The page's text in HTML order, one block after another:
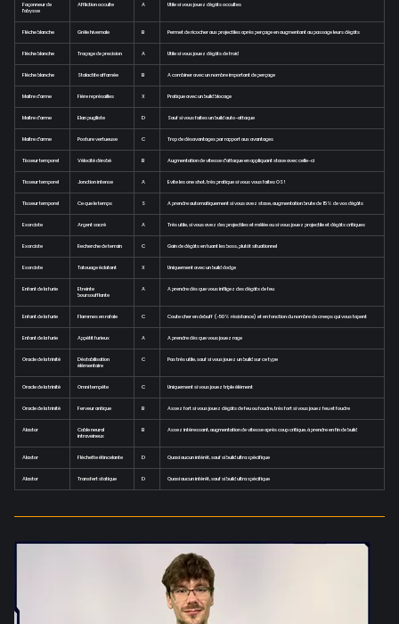
Façonneur de
l'abysse
Affliction occulte A Utile si vous jouez dégâts occultes
Flèche blanche Grêle hivernale B Permet de ricocher aux projectiles après perçage en augmentant au passage leurs dégâts
Flèche blanche Traçage de precision A Utile si vous jouez dégâts de froid
Flèche blanche Stalactite affamée B A combiner avec un nombre important de perçage
Maitre d'arme Fière représailles X Pratique avec un build blocage
Maitre d'arme Elan pugiliste D Sauf si vous faites un build auto-attaque
Maitre d'arme Posture vertueuse C Trop de désavantages par rapport aux avantages
Tisseur temporel Vélocité dérobé B Augmentation de vitesse d'attaque en appliquant stase avec celle-ci
Tisseur temporel Jonction intense A Evite les one shot, très pratique si vous vous faites OS !
Tisseur temporel Ce que le temps S A prendre automatiquement si vous avez stase, augmentation brute de 15% de vos dégâts
Exorciste Argent sacré A Très utile, si vous avez des projectiles et mêlée ou si vous jouez projectile et dégâts critiques
Exorciste Recherche de terrain C Gain de dégâts en tuant les boss, plutôt situationnel
Exorciste Tatouage éclatant X Uniquement avec un build dodge
Enfant de la furie
Etreinte
boursoufflante
A A prendre dès que vous infligez des dégâts de feu
Enfant de la furie Flammes en rafale C Coute cher en debuff (-50% résistance) et en fonction du nombre de creeps qui vous tapent
Enfant de la furie Appétit furieux A A prendre dès que vous jouez rage
Oracle de la trinité
Déstabilisation
élémentaire
C Pas très utile, sauf si vous jouez un build sur ce type
Oracle de la trinité Omni tempête C Uniquement si vous jouez triple élément
Oracle de la trinité Ferveur antique B Assez fort si vous jouez dégâts de feu ou foudre, très fort si vous jouez feu et foudre
Alastor
Cable neural
intraveineux
B Assez intéressant, augmentation de vitesse après coup critique, à prendre en fin de build
Alastor Fléchette étincelante D Quasi aucun intérêt, sauf si build ultra spécifique
Alastor Transfert statique D Quasi aucun intérêt, sauf si build ultra spécifique